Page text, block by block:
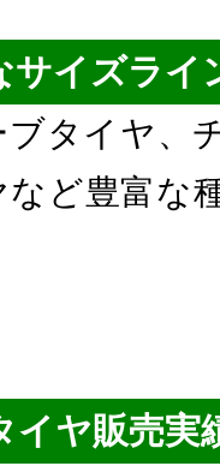
サイズライ
ブタイヤ、
など豊富な
イヤ販売実